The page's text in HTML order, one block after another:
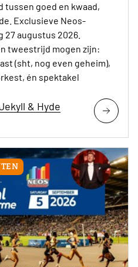
goed en kwaad,
Exclusieve Neos-
augustus 2026.
tweestrijd mogen zijn:
(sht, nog even geheim),
én spektakel
& Hyde